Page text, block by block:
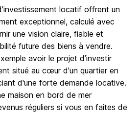
locatif offrent un
exceptionnel, calculé avec
une vision claire, fiable et
future des biens à vendre.
avoir le projet d’investir
situé au cœur d'un quartier en
d'une forte demande locative.
maison en bord de mer
réguliers si vous en faites de